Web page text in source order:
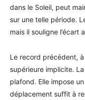
dans le Soleil, peut
sur une telle période.
mais il souligne l’écart
Le record précédent, à
supérieure implicite.
plafond. Elle impose
déplacement suffit à